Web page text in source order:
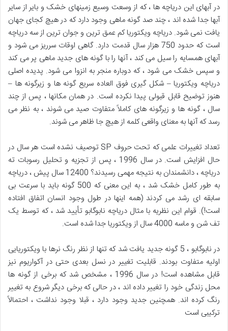
در آبهای این دریاچه ها ، که از وسعت وسیع زمینهای خشک و بایر از سایر
آبها جدا شده اند ، چند صد گونه ماهی وجود دارد که در هیچ کجای جهان
یافت نمی شود. دریاچه ویکتوریا کم عمق ترین و جوان ترین از سه دریاچه
است که حدود 750 هزار سال قدمت دارد. گاهی اوقات سرریز می شود و
آبهای همسایه را سیل می کند ، آنها را با گونه های جدید ماهی پر می کند
و سپس خشک می شود ، که دوباره منجر به انزوا می شود. پدیده اصلی
دریاچه ویکتوریا – شکل گیری فوق العاده سریع گونه ها و زیرگونه ها –
هنوز توضیح قابل قبولی پیدا نکرده است. در همان مکانها ، پس از چند
سال ، گونه ها و زیرگونه های کاملاً متفاوت صید می شوند ، به نظر می
رسد که آنها به معنای واقعی کلمه از هیچ جا ظاهر می شوند.
تعداد تغییرات علمی که تحت حروف SP توصیف نشده است هر سال در
حال افزایش است. در سال 1996 ، پس از تجزیه و تحلیل رسوبات ته
دریاچه ، دانشمندان به نتیجه مهمی رسیدند؟ 12400 سال پیش ، دریاچه
به طور کامل خشک شد ، به این معنی که 500 گونه باید با سرعت بی
سابقه ای رشد می کردند (همه اینها در طول وجود انسان اتفاق افتاده
است!). قوام این نظریه با مثال دریاچه نابوگابو تأیید شد ، که توسط یک
تف شن و ماسه 4000 سال از ویکتوریا جدا شده است.
در نابوگابو ، 5 گونه جدید یافت شد که تنها از نظر رنگ نرها با ویکتوریایی
اولیه متفاوت بودند. قابلیت تغییر در نسل بعدی حتی در آکواریوم نیز
قابل مشاهده است! در سال 1996 ، مشخص شد که برخی از گونه ها
محل زندگی خود را تغییر داده اند ، در حالی که برخی دیگر شروع به تغییر
رنگ کرده اند. همچنین جدید وجود دارد ، قبلا وجود نداشت ، احتمالاً
ترکیبی است